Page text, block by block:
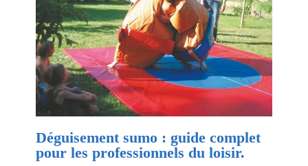
Déguisement sumo : guide complet
pour les professionnels du loisir.